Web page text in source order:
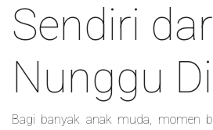
Sendiri
Nunggu
Bagi banyak anak muda, momen